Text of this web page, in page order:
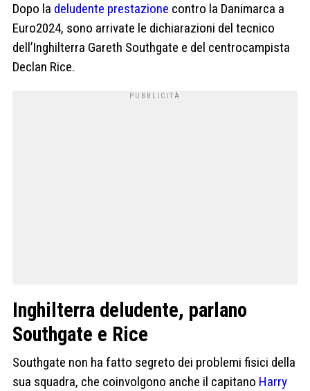
Dopo la deludente prestazione contro la Danimarca a
Euro2024, sono arrivate le dichiarazioni del tecnico
dell’Inghilterra Gareth Southgate e del centrocampista
Declan Rice.
Inghilterra deludente, parlano
Southgate e Rice
Southgate non ha fatto segreto dei problemi fisici della
sua squadra, che coinvolgono anche il capitano Harry